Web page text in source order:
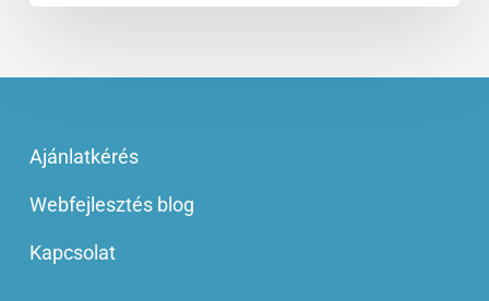
Ajánlatkérés
Webfejlesztés blog
Kapcsolat